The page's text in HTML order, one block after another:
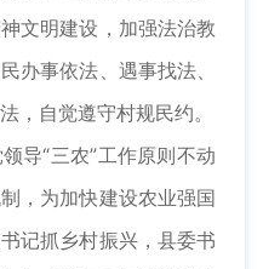
文明建设，加强法治教
办事依法、遇事找法、
，自觉遵守村规民约。
导“三农”工作原则不动
，为加快建设农业强国
记抓乡村振兴，县委书